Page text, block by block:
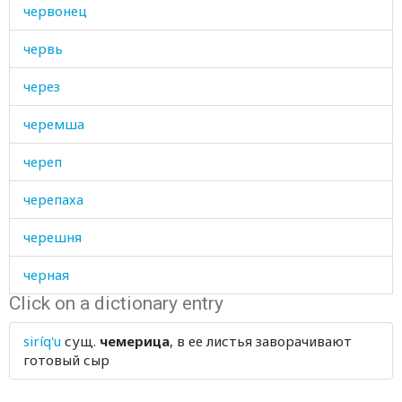
червонец
червь
через
черемша
череп
черепаха
черешня
черная
чернеть
черника
Click on a dictionary entry
siríq'u сущ. чемерица, в ее листья заворачивают
готовый сыр